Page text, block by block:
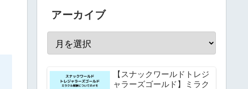
アーカイブ
【スナックワールドトレジ
ャラーズゴールド】ミラク